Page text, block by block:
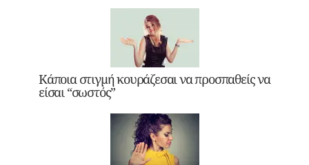
Κάποια στιγμή κουράζεσαι να προσπαθείς να
είσαι “σωστός”